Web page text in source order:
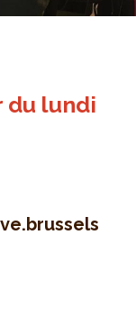
du lundi